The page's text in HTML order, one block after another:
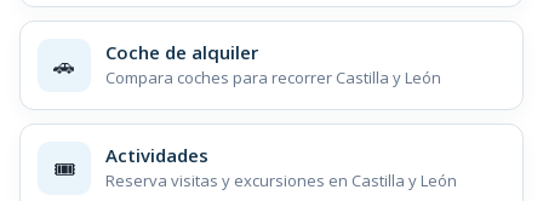
🚗 Coche de alquiler
Compara coches para recorrer Castilla y León
🎟️ Actividades
Reserva visitas y excursiones en Castilla y León